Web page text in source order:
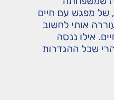
של מפגש עם חיים
אותי לחשוב
אילו ננסה
שכל ההגדרות